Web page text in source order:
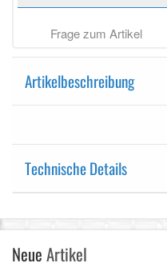
Frage zum Artikel
Artikelbeschreibung
Technische Details
NeueArtikel